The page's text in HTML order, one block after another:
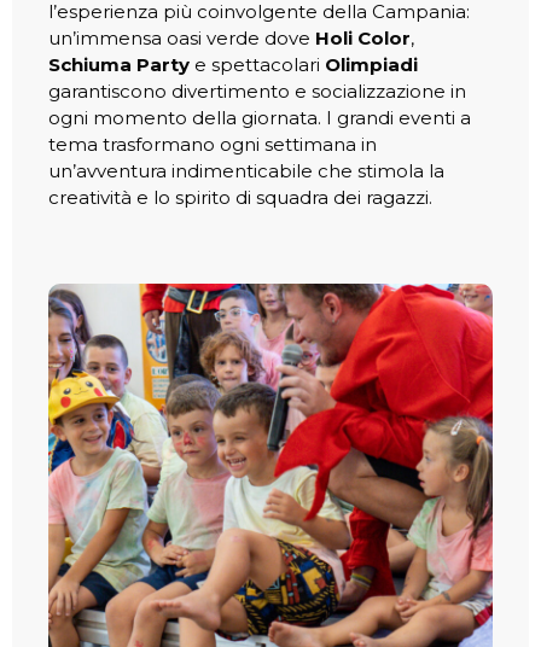
l’esperienza più coinvolgente della Campania:
un’immensa oasi verde dove Holi Color,
Schiuma Party e spettacolari Olimpiadi
garantiscono divertimento e socializzazione in
ogni momento della giornata. I grandi eventi a
tema trasformano ogni settimana in
un’avventura indimenticabile che stimola la
creatività e lo spirito di squadra dei ragazzi.